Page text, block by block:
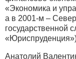
«Экономика и
а в 2001-м –
государственной
Анатолий